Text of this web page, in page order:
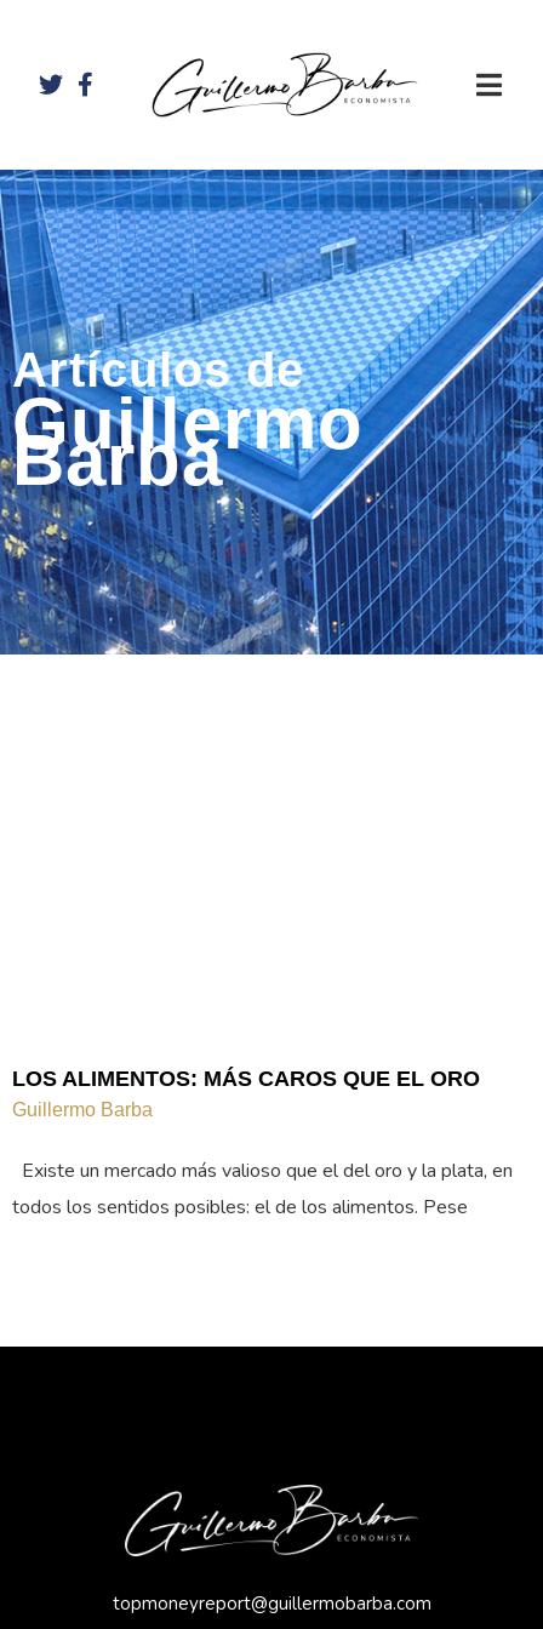
Artículos de
Guillermo
Barba
LOS ALIMENTOS: MÁS CAROS QUE EL ORO
Guillermo Barba
Existe un mercado más valioso que el del oro y la plata, en
todos los sentidos posibles: el de los alimentos. Pese
topmoneyreport@guillermobarba.com